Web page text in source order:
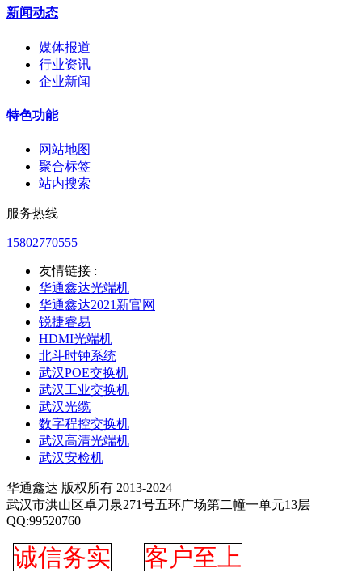
新闻动态
媒体报道
行业资讯
企业新闻
特色功能
网站地图
聚合标签
站内搜索
服务热线
15802770555
友情链接 :
华通鑫达光端机
华通鑫达2021新官网
锐捷睿易
HDMI光端机
北斗时钟系统
武汉POE交换机
武汉工业交换机
武汉光缆
数字程控交换机
武汉高清光端机
武汉安检机
华通鑫达 版权所有 2013-2024
武汉市洪山区卓刀泉271号五环广场第二幢一单元13层
QQ:99520760
诚信务实 客户至上